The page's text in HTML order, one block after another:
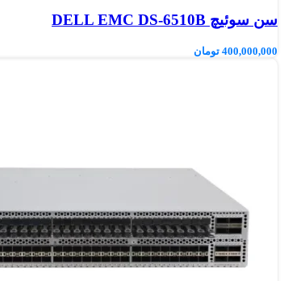
سن سوئیچ DELL EMC DS-6510B
400,000,000 تومان